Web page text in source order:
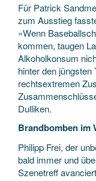
Für Patrick
zum Ausstieg
«Wenn
kommen, taugen
Alkoholkonsum
hinter den jüngsten
rechtsextremen
Dulliken.
Brandbomben im
Philipp Frei, der
bald immer und
Szenetreff